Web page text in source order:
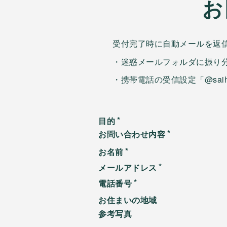
受付完了時に自動メールを返
・迷惑メールフォルダに振り
・携帯電話の受信設定「
目的
お問い合わせ内容
お名前
メールアドレス
電話番号
お住まいの地域
参考写真